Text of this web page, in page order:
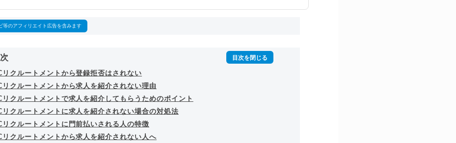
等のアフィリエイト広告を含みます
リクルートメントから登録拒否はされない
リクルートメントから求人を紹介されない理由
リクルートメントで求人を紹介してもらうためのポイント
リクルートメントに求人を紹介されない場合の対処法
リクルートメントに門前払いされる人の特徴
リクルートメントから求人を紹介されない人へ